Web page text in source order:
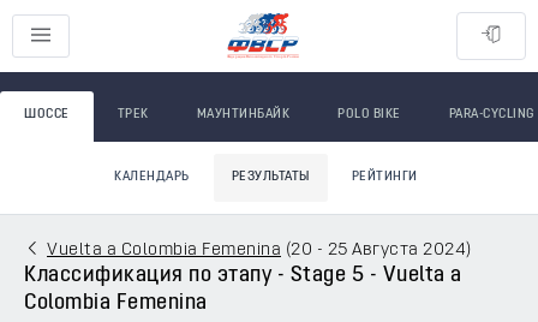
ШОССЕ ТРЕК МАУНТИНБАЙК POLO BIKE PARA-CYCLING
КАЛЕНДАРЬ РЕЗУЛЬТАТЫ РЕЙТИНГИ
Vuelta a Colombia Femenina (20 - 25 Августа 2024)
Классификация по этапу - Stage 5 - Vuelta a
Colombia Femenina